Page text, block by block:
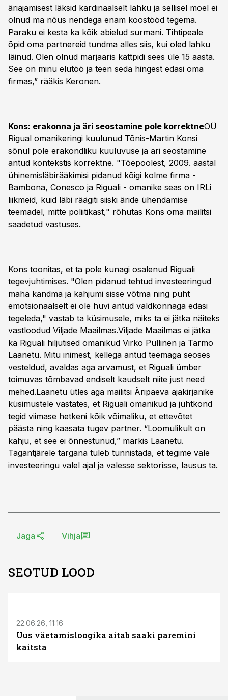
äriajamisest läksid kardinaalselt lahku ja sellisel moel ei
olnud ma nõus nendega enam koostööd tegema.
Paraku ei kesta ka kõik abielud surmani. Tihtipeale
õpid oma partnereid tundma alles siis, kui oled lahku
läinud. Olen olnud marjaäris kättpidi sees üle 15 aasta.
See on minu elutöö ja teen seda hingest edasi oma
firmas,” rääkis Keronen.
Kons: erakonna ja äri seostamine pole korrektneOÜ
Rigual omanikeringi kuulunud Tõnis-Martin Konsi
sõnul pole erakondliku kuuluvuse ja äri seostamine
antud kontekstis korrektne. "Tõepoolest, 2009. aastal
ühinemisläbirääkimisi pidanud kõigi kolme firma -
Bambona, Conesco ja Riguali - omanike seas on IRLi
liikmeid, kuid läbi räägiti siiski äride ühendamise
teemadel, mitte poliitikast," rõhutas Kons oma mailitsi
saadetud vastuses.
Kons toonitas, et ta pole kunagi osalenud Riguali
tegevjuhtimises. "Olen pidanud tehtud investeeringud
maha kandma ja kahjumi sisse võtma ning puht
emotsionaalselt ei ole huvi antud valdkonnaga edasi
tegeleda," vastab ta küsimusele, miks ta ei jätka näiteks
vastloodud Viljade Maailmas.Viljade Maailmas ei jätka
ka Riguali hiljutised omanikud Virko Pullinen ja Tarmo
Laanetu. Mitu inimest, kellega antud teemaga seoses
vesteldud, avaldas aga arvamust, et Riguali ümber
toimuvas tõmbavad endiselt kaudselt niite just need
mehed.Laanetu ütles aga mailitsi Äripäeva ajakirjanike
küsimustele vastates, et Riguali omanikud ja juhtkond
tegid viimase hetkeni kõik võimaliku, et ettevõtet
päästa ning kaasata tugev partner. “Loomulikult on
kahju, et see ei õnnestunud,” märkis Laanetu.
Tagantjärele targana tuleb tunnistada, et tegime vale
investeeringu valel ajal ja valesse sektorisse, lausus ta.
Jaga Vihja
SEOTUD LOOD
22.06.26, 11:16
Uus väetamisloogika aitab saaki paremini
kaitsta